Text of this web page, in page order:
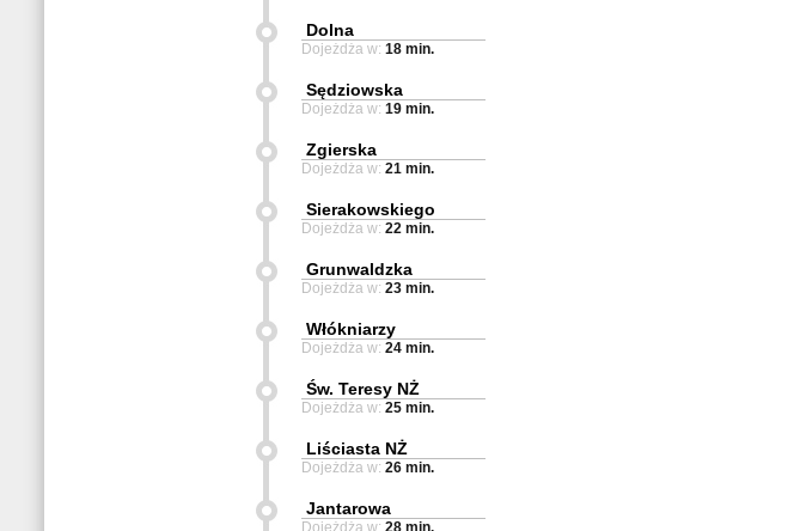
Dolna
Dojeżdża w: 18 min.
Sędziowska
Dojeżdża w: 19 min.
Zgierska
Dojeżdża w: 21 min.
Sierakowskiego
Dojeżdża w: 22 min.
Grunwaldzka
Dojeżdża w: 23 min.
Włókniarzy
Dojeżdża w: 24 min.
Św. Teresy NŻ
Dojeżdża w: 25 min.
Liściasta NŻ
Dojeżdża w: 26 min.
Jantarowa
Dojeżdża w: 28 min.